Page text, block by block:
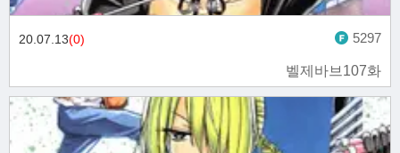
벨제바브107화
20.07.13(0) 5297